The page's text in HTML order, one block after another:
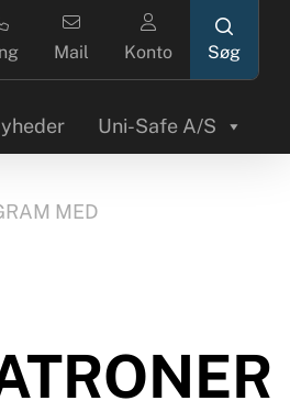
Mail Konto
search
Uni-Safe A/S
MED